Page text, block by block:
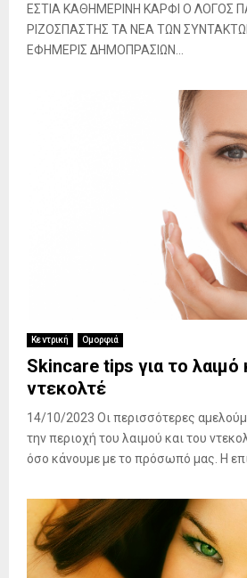
ΕΣΤΙΑ ΚΑΘΗΜΕΡΙΝΗ ΚΑΡΦΙ Ο ΛΟΓΟΣ
ΡΙΖΟΣΠΑΣΤΗΣ ΤΑ ΝΕΑ ΤΩΝ
ΕΦΗΜΕΡΙΣ ΔΗΜΟΠΡΑΣΙΩΝ...
Κεντρική Ομορφιά
Skincare tips για το λαιμό
ντεκολτέ
14/10/2023 Οι περισσότερες
την περιοχή του λαιμού και του
όσο κάνουμε με το πρόσωπό μας. Η